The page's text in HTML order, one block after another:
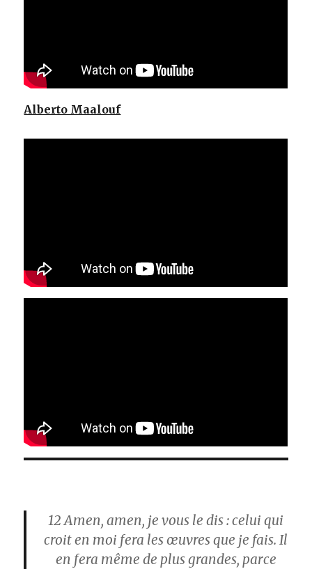
Alberto Maalouf
12Amen, amen, je vous le dis : celui qui
croit en moi fera les œuvres que je fais. Il
en fera même de plus grandes, parce